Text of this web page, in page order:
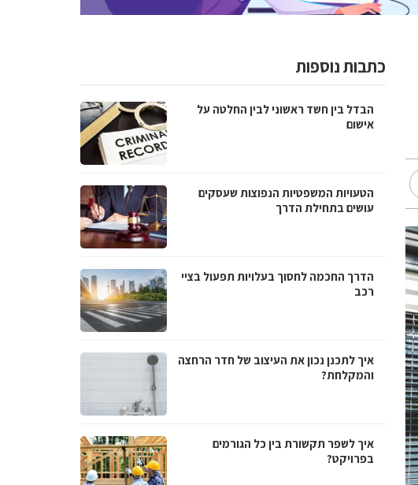
כתבות נוספות
הבדל בין חשד ראשוני לבין החלטה על
אישום
הטעויות המשפטיות הנפוצות שעסקים
עושים בתחילת הדרך
הדרך החכמה לחסוך בעלויות תפעול בציי
רכב
איך לתכנן נכון את העיצוב של חדר הרחצה
והמקלחת?
איך לשפר תקשורת בין כל הגורמים
בפרויקט?